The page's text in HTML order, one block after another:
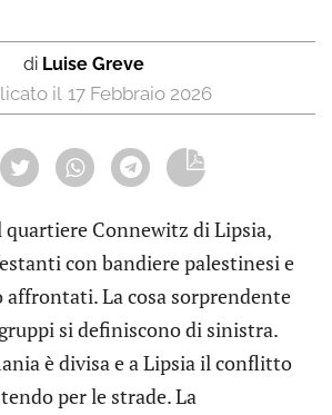
di Luise Greve
17 Febbraio 2026
quartiere Connewitz di Lipsia,
con bandiere palestinesi e
affrontati. La cosa sorprendente
si definiscono di sinistra.
è divisa e a Lipsia il conflitto
per le strade. La